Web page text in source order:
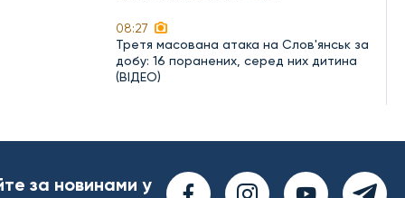
08:27
Третя масована атака на Слов'янськ за
добу: 16 поранених, серед них дитина
(ВІДЕО)
за новинами у